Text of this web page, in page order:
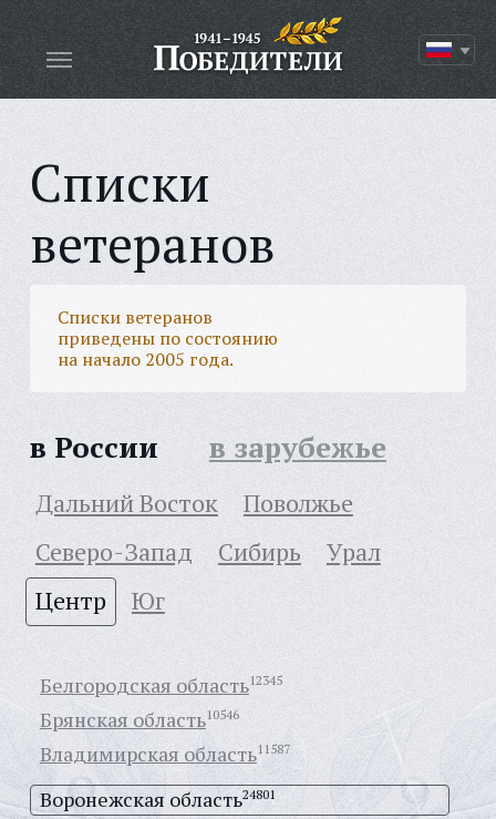
Списки
ветеранов
Списки ветеранов
приведены по состоянию
на начало 2005 года.
в России в зарубежье
Дальний Восток
Поволжье
Северо-Запад
Сибирь
Урал
Центр
Юг
Белгородская область12345
Брянская область10546
Владимирская область11587
Воронежская область24801